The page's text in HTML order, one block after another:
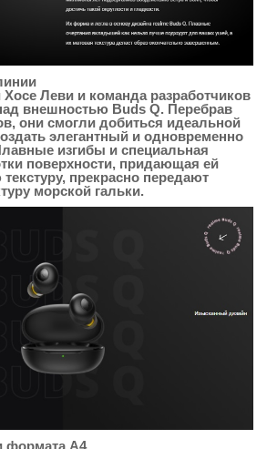
Хосе Леви и команда разработчиков
внешностью Buds Q. Перебрав
они смогли добиться идеальной
элегантный и одновременно
изгибы и специальная
поверхности, придающая ей
прекрасно передают
морской гальки.
формата А4.